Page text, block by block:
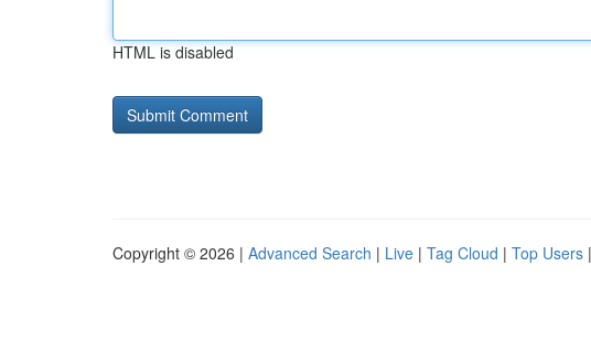
HTML is disabled
Copyright © 2026 | Advanced Search | Live | Tag Cloud | Top Users